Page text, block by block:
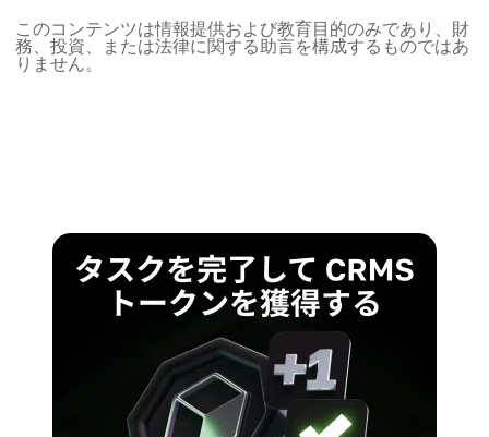
このコンテンツは情報提供および教育目的のみであり、財
務、投資、または法律に関する助言を構成するものではあ
りません。